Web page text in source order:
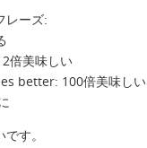
レーズ:
倍美味しい
better: 100倍美味しい
す。